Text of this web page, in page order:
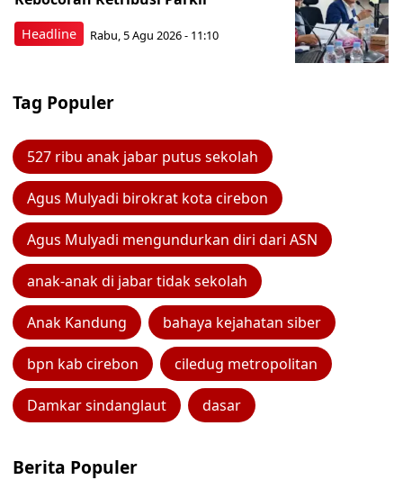
Headline Rabu, 5 Agu 2026 - 11:10
Tag Populer
527 ribu anak jabar putus sekolah
Agus Mulyadi birokrat kota cirebon
Agus Mulyadi mengundurkan diri dari ASN
anak-anak di jabar tidak sekolah
Anak Kandung bahaya kejahatan siber
bpn kab cirebon ciledug metropolitan
Damkar sindanglaut dasar
Berita Populer